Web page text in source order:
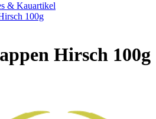
& Kauartikel
100g
Hirsch 100g